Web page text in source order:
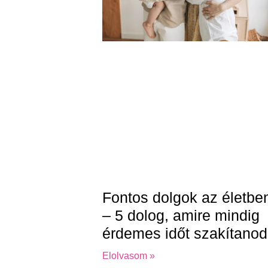
Fontos dolgok az
– 5 dolog, amire mindig
érdemes időt szakítanod
Elolvasom »